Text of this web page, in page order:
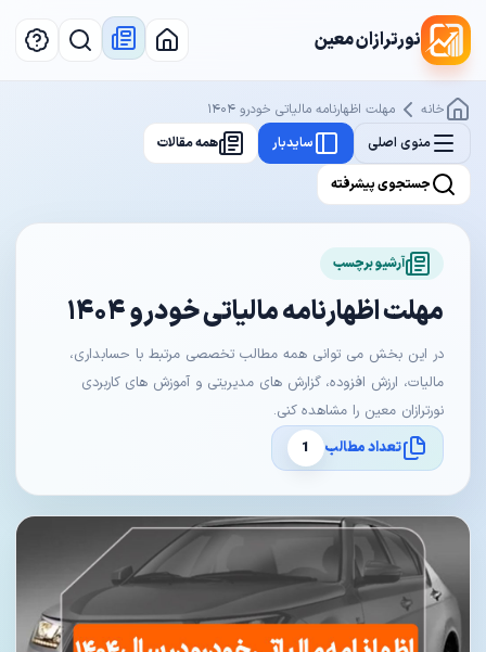
نورترازان معین
خانه
مهلت اظهارنامه مالیاتی خودرو ۱۴۰۴
منوی اصلی
سایدبار همه مقالات
جستجوی پیشرفته
آرشیو برچسب
مهلت اظهارنامه مالیاتی خودرو ۱۴۰۴
در این بخش می توانی همه مطالب تخصصی مرتبط با حسابداری،
مالیات، ارزش افزوده، گزارش های مدیریتی و آموزش های کاربردی
نورترازان معین را مشاهده کنی.
تعداد مطالب
1